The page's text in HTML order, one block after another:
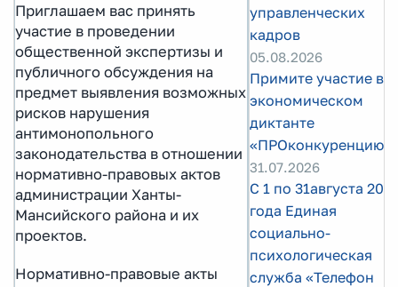
Приглашаем вас принять
участие в проведении
общественной экспертизы и
публичного обсуждения на
предмет выявления возможных
рисков нарушения
антимонопольного
законодательства в отношении
нормативно-правовых актов
администрации Ханты-
Мансийского района и их
проектов.
Нормативно-правовые акты
управленческих
кадров
05.08.2026
Примите участие в
экономическом
диктанте
«ПРОконкуренцию»!
31.07.2026
С 1 по 31августа
года Единая
социально-
психологическая
служба «Телефон